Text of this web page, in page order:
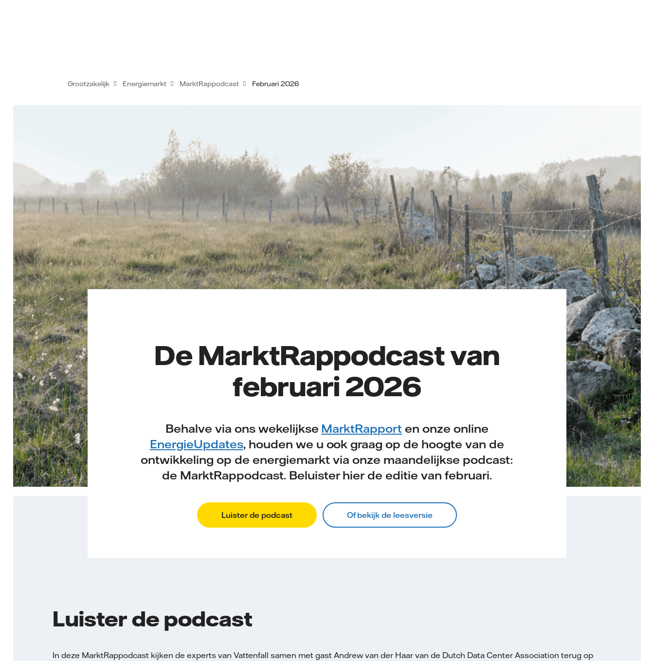
Grootzakelijk Energiemarkt MarktRappodcast Februari 2026
De MarktRappodcast van
februari 2026
Behalve via ons wekelijkse MarktRapport en onze online
EnergieUpdates, houden we u ook graag op de hoogte van de
ontwikkeling op de energiemarkt via onze maandelijkse podcast:
de MarktRappodcast. Beluister hier de editie van februari.
Luister de podcast Of bekijk de leesversie
Luister de podcast
In deze MarktRappodcast kijken de experts van Vattenfall samen met gast Andrew van der Haar van de Dutch Data Center Association terug op